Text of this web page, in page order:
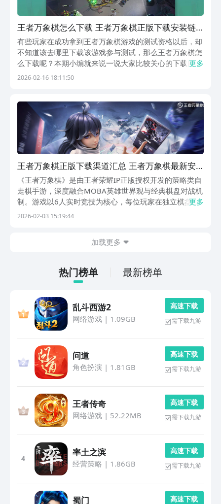
王者万象棋怎么下载 王者万象棋正版下载安装链
接指引
有些玩家在成功拿到王者万象棋游戏的测试资格以后，却
不知道该去哪里下载该游戏参与测试，那么王者万象棋怎
么下载呢？本期小编就来说一说大家比较关心的下载问
题，毕竟只有将游戏给下载到设备上，大家才能凭借着测
者...
更多
2026-02-16 18:11:50
王者万象棋正版下载渠道汇总 王者万象棋最新安
全下载方式推荐
《王者万象棋》是由王者荣耀IP正版授权开发的策略类自
走棋手游，深度融合MOBA英雄世界观与经典棋盘对战机
制。游戏以6人实时竞技为核心，每位玩家在独立棋盘上
部署英雄单位，全程自动进行回合制战斗，无需手动操控
更多
2026-02-03 15:19:44
加载更多
热门榜单 最新榜单
乱斗西游2
网络游戏| 1.09GB
高 速 下 载
需下载九游
问道
角色扮演 | 1.81GB
高 速 下 载
需下载九游
王者传奇
网络游戏| 52.22MB
高 速 下 载
需下载九游
4
率土之滨
经营策略 | 1.86GB
高 速 下 载
需下载九游
蜀门 高 速 下 载